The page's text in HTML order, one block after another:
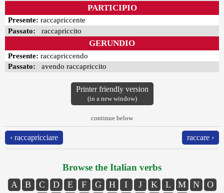
PARTICIPIO
Presente: raccapriccente
Passato: raccapriccito
GERUNDIO
Presente: raccapriccendo
Passato: avendo raccapriccito
Printer friendly version
(in a new window)
continue below
‹ raccapricciare raccare ›
Browse the Italian verbs
A B C D E F G H I J K L M N
O